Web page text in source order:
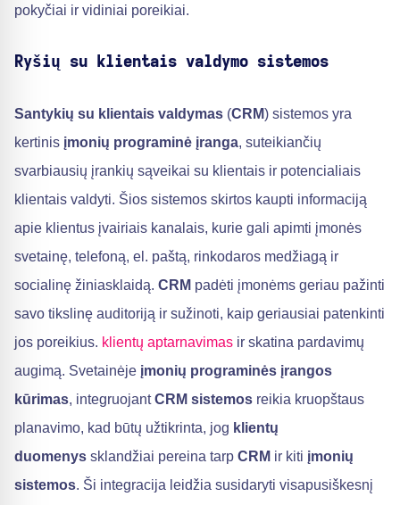
pokyčiai ir vidiniai poreikiai.
Ryšių su klientais valdymo sistemos
Santykių su klientais valdymas (CRM) sistemos yra
kertinis įmonių programinė įranga, suteikiančių
svarbiausių įrankių sąveikai su klientais ir potencialiais
klientais valdyti. Šios sistemos skirtos kaupti informaciją
apie klientus įvairiais kanalais, kurie gali apimti įmonės
svetainę, telefoną, el. paštą, rinkodaros medžiagą ir
socialinę žiniasklaidą. CRM padėti įmonėms geriau pažinti
savo tikslinę auditoriją ir sužinoti, kaip geriausiai patenkinti
jos poreikius. klientų aptarnavimas ir skatina pardavimų
augimą. Svetainėje įmonių programinės įrangos
kūrimas, integruojantCRM sistemos reikia kruopštaus
planavimo, kad būtų užtikrinta, jog klientų
duomenys sklandžiai pereina tarp CRM ir kiti įmonių
sistemos. Ši integracija leidžia susidaryti visapusiškesnį